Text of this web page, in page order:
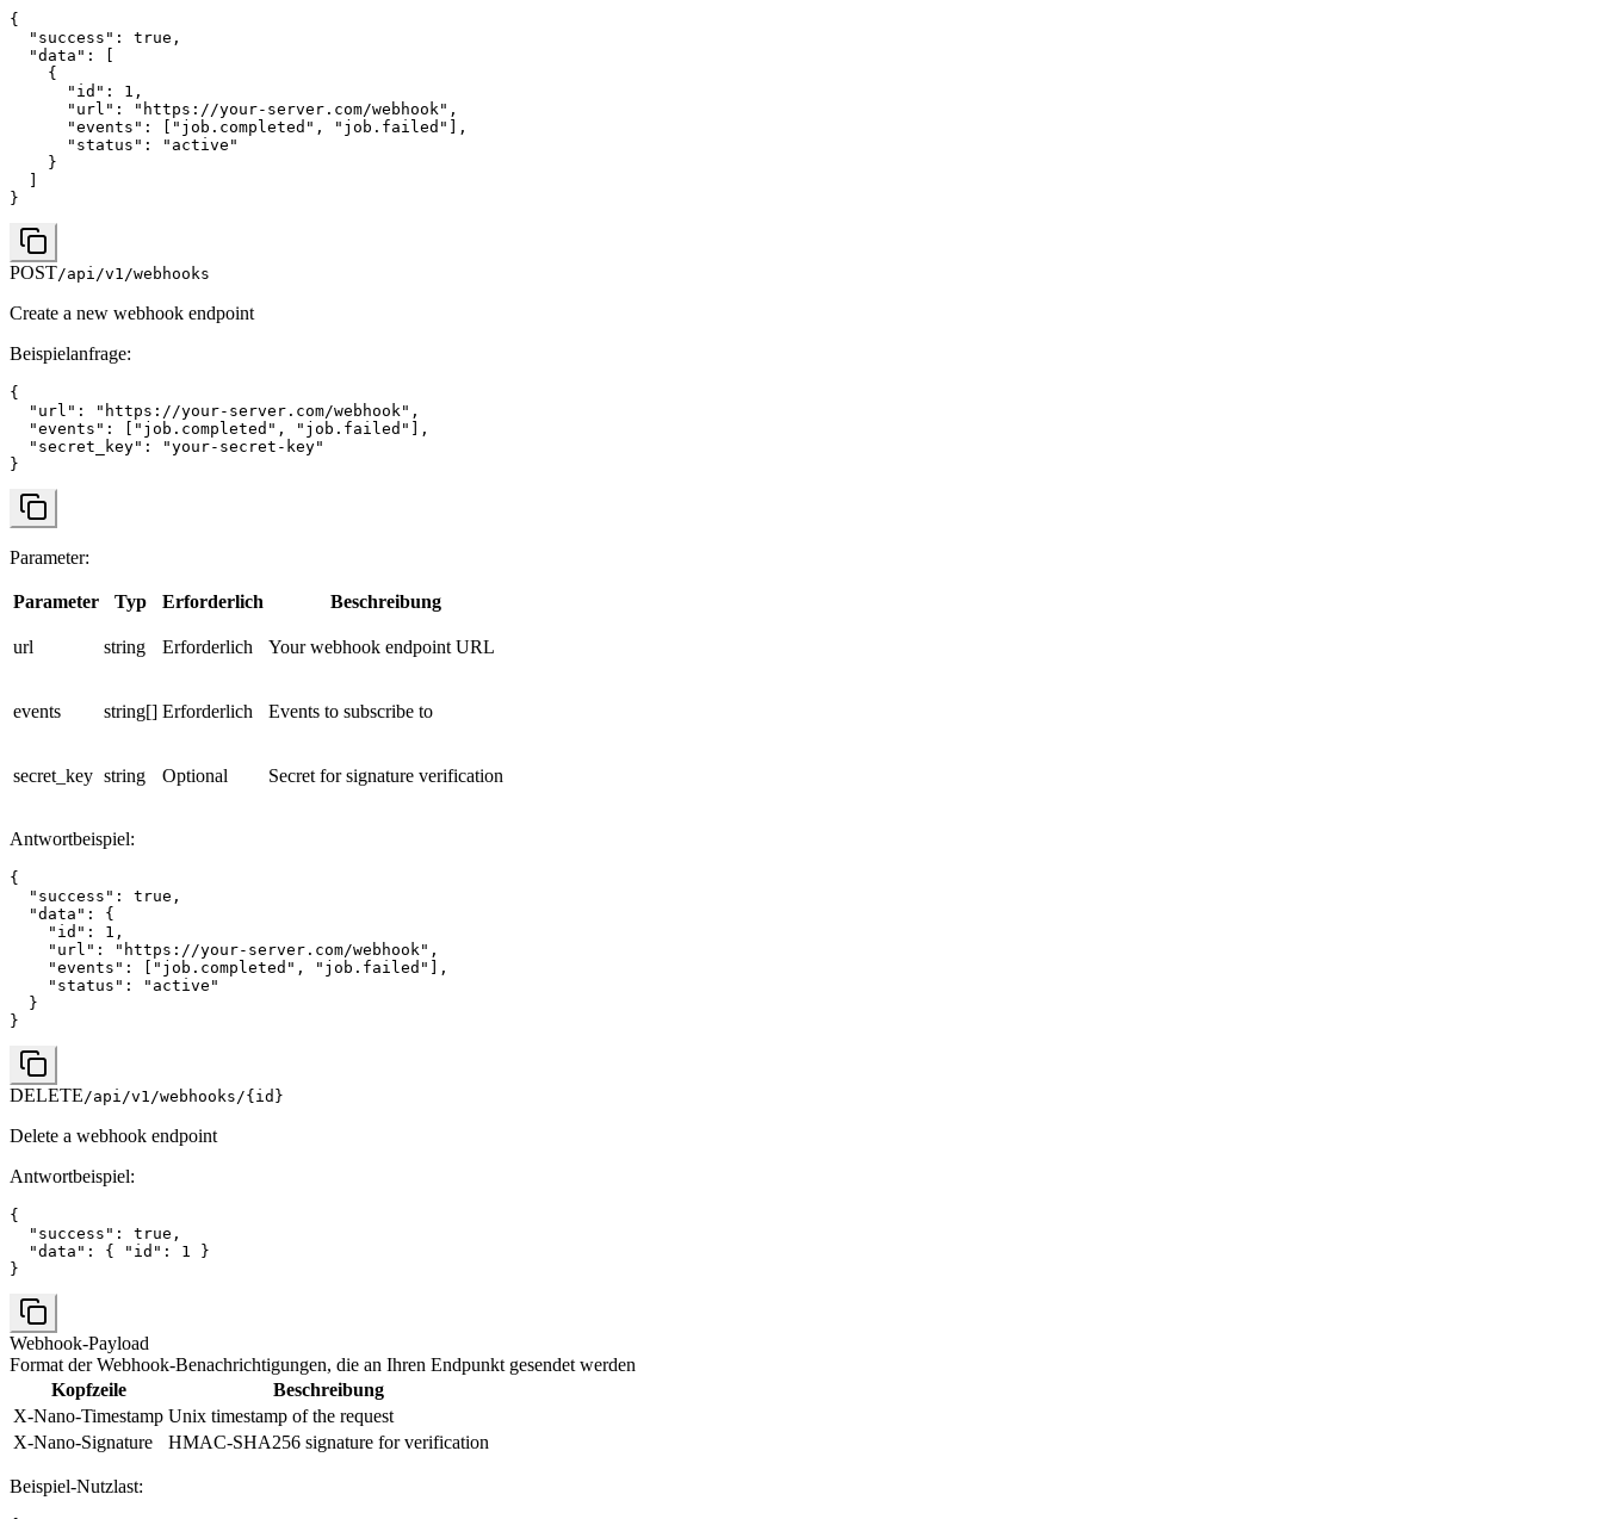
{
  "success": true,
  "data": [
    {
      "id": 1,
      "url": "https://your-server.com/webhook",
      "events": ["job.completed", "job.failed"],
      "status": "active"
    }
}
POST/api/v1/webhooks
Create a new webhook endpoint
Beispielanfrage:
{
  "url": "https://your-server.com/webhook",
  "events": ["job.completed", "job.failed"],
  "secret_key": "your-secret-key"
}
Parameter:
Parameter Typ Erforderlich Beschreibung
url string Erforderlich Your webhook endpoint URL
events string[] Erforderlich Events to subscribe to
secret_key string Optional Secret for signature verification
Antwortbeispiel:
{
  "success": true,
  "data": {
    "id": 1,
    "url": "https://your-server.com/webhook",
    "events": ["job.completed", "job.failed"],
    "status": "active"
  }
}
DELETE /api/v1/webhooks/{id}
Delete a webhook endpoint
Antwortbeispiel:
{
  "success": true,
  "data": { "id": 1 }
}
Webhook-Payload
Format der Webhook-Benachrichtigungen, die an Ihren Endpunkt gesendet werden
Kopfzeile
Beschreibung
X-Nano-Timestamp Unix timestamp of the request
X-Nano-Signature
HMAC-SHA256 signature for verification
Beispiel-Nutzlast: